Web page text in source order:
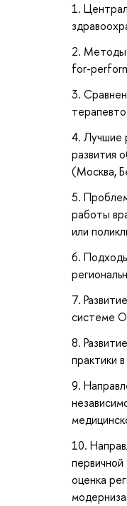
Методы
for-
Лучшие
развития
(Москва,
работы
или
системе
практики
оценка